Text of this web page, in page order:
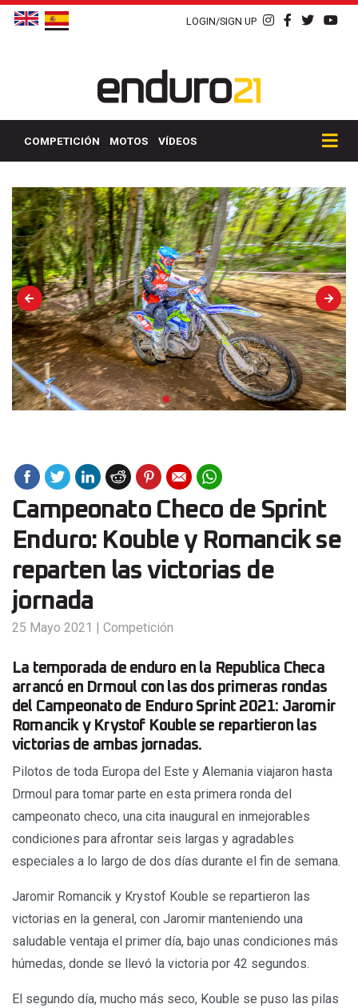
LOGIN/SIGN UP
COMPETICIÓN MOTOS VÍDEOS
Campeonato Checo de Sprint
Enduro: Kouble y Romancik se
reparten las victorias de
jornada
25 Mayo 2021 | Competición
La temporada de enduro en la Republica Checa
arrancó en Drmoul con las dos primeras rondas
del Campeonato de Enduro Sprint 2021: Jaromir
Romancik y Krystof Kouble se repartieron las
victorias de ambas jornadas.
Pilotos de toda Europa del Este y Alemania viajaron hasta
Drmoul para tomar parte en esta primera ronda del
campeonato checo, una cita inaugural en inmejorables
condiciones para afrontar seis largas y agradables
especiales a lo largo de dos días durante el fin de semana.
Jaromir Romancik y Krystof Kouble se repartieron las
victorias en la general, con Jaromir manteniendo una
saludable ventaja el primer día, bajo unas condiciones más
húmedas, donde se llevó la victoria por 42 segundos.
El segundo día, mucho más seco, Kouble se puso las pilas